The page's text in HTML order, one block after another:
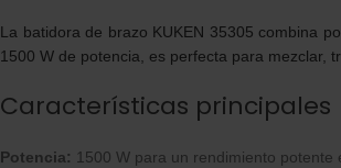
La batidora de brazo KUKEN 35305 combina
1500 W de potencia, es perfecta para mezclar,
Características principales
Potencia: 1500 W para un rendimiento potente